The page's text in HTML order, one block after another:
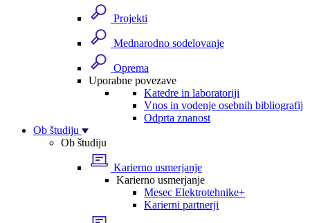
Projekti
Mednarodno sodelovanje
Oprema
Uporabne povezave
Katedre in laboratoriji
Vnos in vodenje osebnih bibliografij
Odprta znanost
Ob študiju
Ob študiju
Karierno usmerjanje
Karierno usmerjanje
Mesec Elektrotehnike+
Karierni partnerji